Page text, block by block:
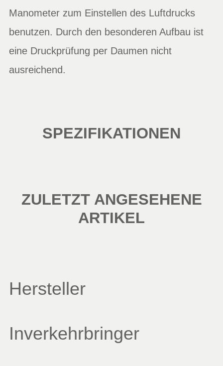
Manometer zum Einstellen des Luftdrucks
benutzen. Durch den besonderen Aufbau ist
eine Druckprüfung per Daumen nicht
ausreichend.
SPEZIFIKATIONEN
ZULETZT ANGESEHENE
ARTIKEL
Hersteller
Inverkehrbringer